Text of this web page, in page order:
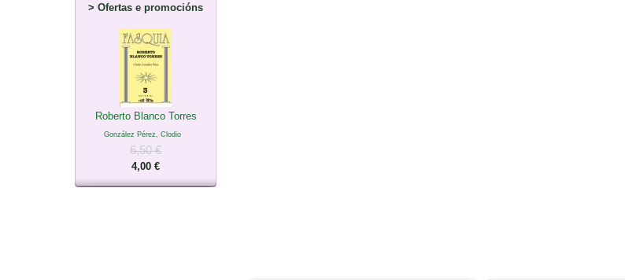
> Ofertas e promocións
Roberto Blanco Torres
González Pérez, Clodio
6,50 €
4,00 €